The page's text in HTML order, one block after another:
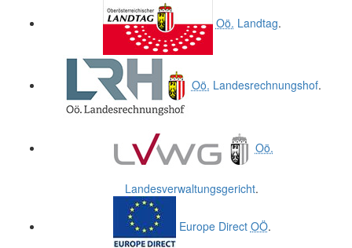
Oö. Landtag.
Oö. Landesrechnungshof.
Oö.
Landesverwaltungsgericht.
Europe Direct OÖ.